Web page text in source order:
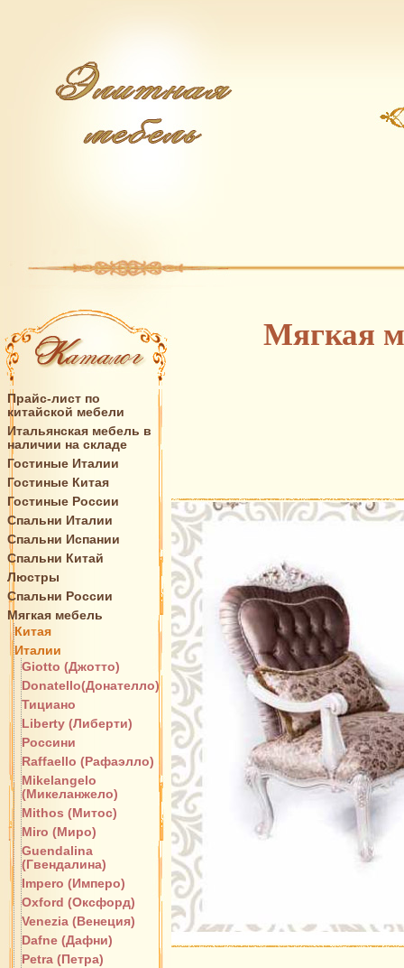
Прайс-лист по
китайской мебели
Итальянская мебель в
наличии на складе
Гостиные Италии
Гостиные Китая
Гостиные России
Спальни Италии
Спальни Испании
Спальни Китай
Люстры
Спальни России
Мягкая мебель
Китая
Италии
Giotto (Джотто)
Donatello(Донателло)
Тициано
Liberty (Либерти)
Россини
Raffaello (Рафаэлло)
Mikelangelo
(Микеланжело)
Mithos (Митос)
Miro (Миро)
Guendalina
(Гвендалина)
Impero (Имперо)
Oxford (Оксфорд)
Venezia (Венеция)
Dafne (Дафни)
Petra (Петра)
Мягкая